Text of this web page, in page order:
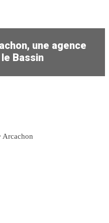
une agence
Bassin
Arcachon